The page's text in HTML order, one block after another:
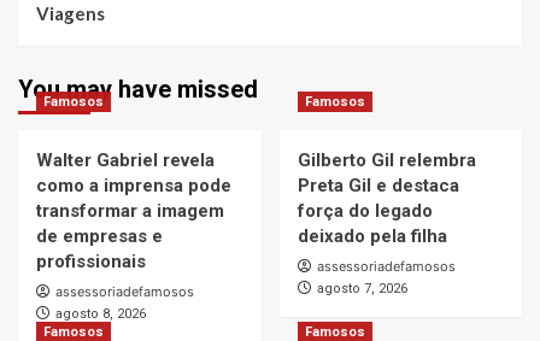
Viagens
You may have missed
Famosos
Walter Gabriel revela
como a imprensa pode
transformar a imagem
de empresas e
profissionais
assessoriadefamosos
agosto 8, 2026
Famosos
Gilberto Gil relembra
Preta Gil e destaca
força do legado
deixado pela filha
assessoriadefamosos
agosto 7, 2026
Famosos Famosos